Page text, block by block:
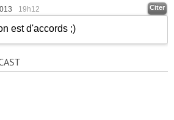
19h12 Citer
est d'accords ;)